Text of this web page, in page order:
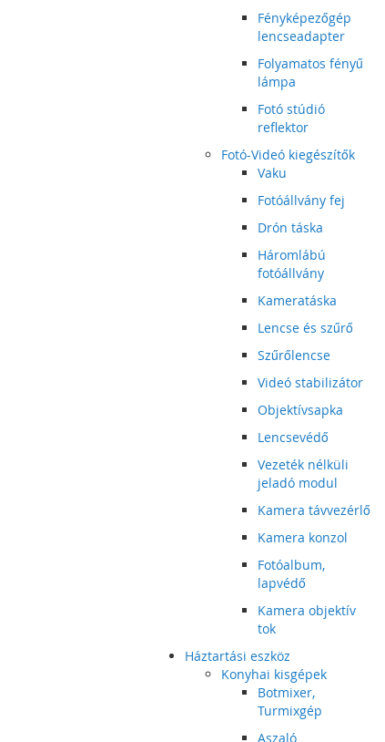
Fényképezőgép
lencseadapter
Folyamatos fényű
lámpa
Fotó stúdió
reflektor
Fotó-Videó kiegészítők
Vaku
Fotóállvány fej
Drón táska
Háromlábú
fotóállvány
Kameratáska
Lencse és szűrő
Szűrőlencse
Videó stabilizátor
Objektívsapka
Lencsevédő
Vezeték nélküli
jeladó modul
Kamera távvezérlő
Kamera konzol
Fotóalbum,
lapvédő
Kamera objektív
tok
Háztartási eszköz
Konyhai kisgépek
Botmixer,
Turmixgép
Aszaló